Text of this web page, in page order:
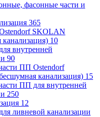
фасонные части и
365
SKOLAN
10
внутренней
90
ПП Ostendorf
канализация) 15
ПП для внутренней
250
12
ливневой канализации